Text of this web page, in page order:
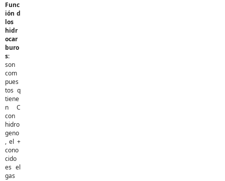
Func
ión d
los
hidr
ocar
buro
s:
son
com
pues
tos q
tiene
n C
con
hidro
geno
, el +
cono
cido
es el
gas